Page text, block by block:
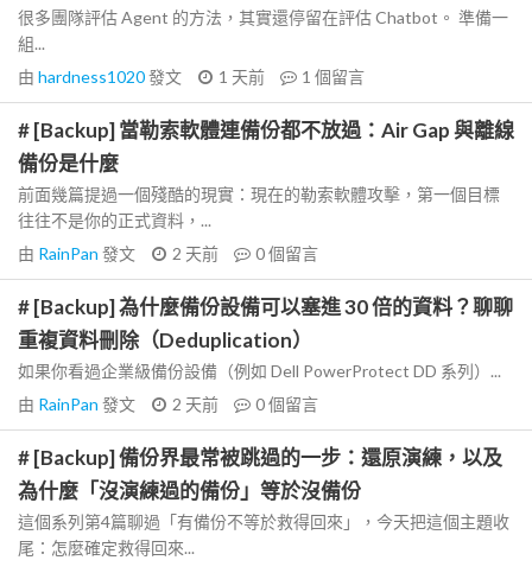
很多團隊評估 Agent 的方法，其實還停留在評估 Chatbot。 準備一
組...
由 hardness1020發文 1 天前 1 個留言
# [Backup] 當勒索軟體連備份都不放過：Air Gap 與離線
備份是什麼
前面幾篇提過一個殘酷的現實：現在的勒索軟體攻擊，第一個目標
往往不是你的正式資料，...
由 RainPan 發文 2 天前 0個留言
# [Backup] 為什麼備份設備可以塞進 30 倍的資料？聊聊
重複資料刪除（Deduplication）
如果你看過企業級備份設備（例如 Dell PowerProtect DD 系列）...
由 RainPan 發文 2 天前 0個留言
# [Backup] 備份界最常被跳過的一步：還原演練，以及
為什麼「沒演練過的備份」等於沒備份
這個系列第4篇聊過「有備份不等於救得回來」，今天把這個主題收
尾：怎麼確定救得回來...